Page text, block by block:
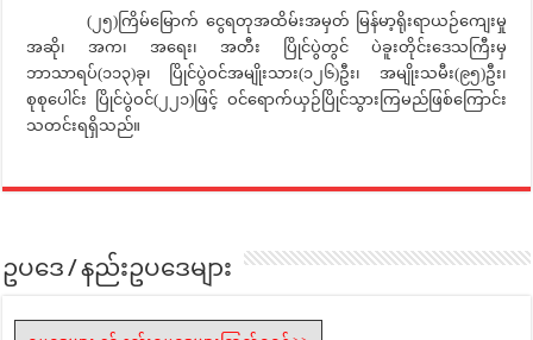
(၂၅)ကြိမ်မြောက် ငွေရတုအထိမ်းအမှတ် မြန်မာ့ရိုးရာယဉ်ကျေးမှု
အဆို၊ အက၊ အရေး၊ အတီး ပြိုင်ပွဲတွင် ပဲခူးတိုင်းဒေသကြီးမှ
ဘာသာရပ်(၁၁၃)ခု၊ ပြိုင်ပွဲဝင်အမျိုးသား(၁၂၆)ဦး၊ အမျိုးသမီး(၉၅)ဦး၊
စုစုပေါင်း ပြိုင်ပွဲဝင်(၂၂၁)ဖြင့် ဝင်ရောက်ယှဉ်ပြိုင်သွားကြမည်ဖြစ်ကြောင်း
သတင်းရရှိသည်။
ဥပဒေ / နည်းဥပဒေများ